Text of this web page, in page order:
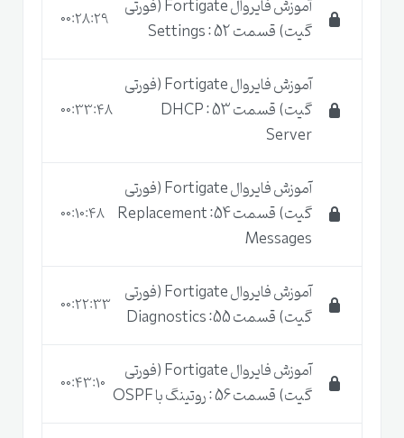
آموزش فایروال Fortigate (فورتی
گیت) قسمت 52 : Settings
00:28:29
آموزش فایروال Fortigate (فورتی
گیت) قسمت 53 : DHCP
Server
00:33:48
آموزش فایروال Fortigate (فورتی
گیت) قسمت 54: Replacement
Messages
00:10:48
آموزش فایروال Fortigate (فورتی
گیت) قسمت 55: Diagnostics
00:22:33
آموزش فایروال Fortigate (فورتی
گیت) قسمت 56 : روتینگ با OSPF
00:43:10